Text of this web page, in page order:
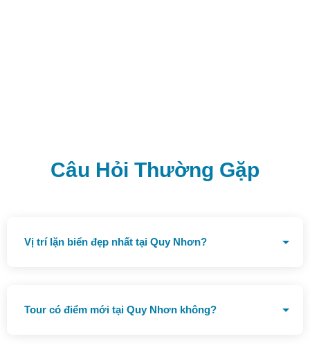
Câu Hỏi Thường Gặp
Vị trí lặn biển đẹp nhất tại Quy Nhơn?
Tour có điểm mới tại Quy Nhơn không?